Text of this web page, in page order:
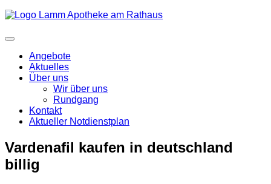
Angebote
Aktuelles
Über uns
Wir über uns
Rundgang
Kontakt
Aktueller Notdienstplan
Vardenafil kaufen in deutschland
billig